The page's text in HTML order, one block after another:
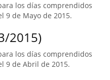
los días comprendidos
9 de Mayo de 2015.
2015)
los días comprendidos
9 de Abril de 2015.